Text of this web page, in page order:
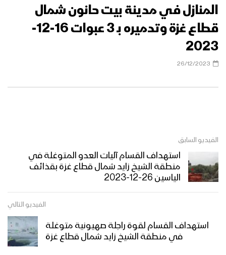
المنازل في مدينة بيت حانون شمال
قطاع غزة وتدميره بـ 3 عبوات 16-12-
2023
26/12/2023
الفيديو السابق
استهداف القسام آليات العدو المتوغلة في
منطقة الشيخ زايد شمال قطاع غزة بقذائف
الياسين 26-12-2023
الفيديو التالي
استهداف القسام لقوة راجلة صهيونية متوغلة
في منطقة الشيخ زايد شمال قطاع غزة